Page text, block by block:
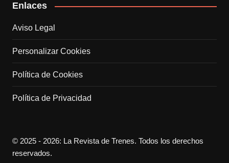
Enlaces
Aviso Legal
Personalizar Cookies
Política de Cookies
Política de Privacidad
© 2025 - 2026: La Revista de Trenes. Todos los derechos
reservados.